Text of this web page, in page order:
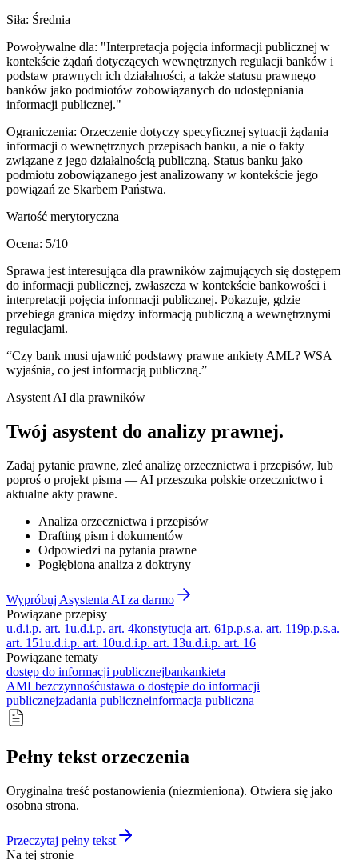
Siła: Średnia
Powoływalne dla: "Interpretacja pojęcia informacji publicznej w
kontekście żądań dotyczących wewnętrznych regulacji banków i
podstaw prawnych ich działalności, a także statusu prawnego
banków jako podmiotów zobowiązanych do udostępniania
informacji publicznej."
Ograniczenia: Orzeczenie dotyczy specyficznej sytuacji żądania
informacji o wewnętrznych przepisach banku, a nie o fakty
związane z jego działalnością publiczną. Status banku jako
podmiotu zobowiązanego jest analizowany w kontekście jego
powiązań ze Skarbem Państwa.
Wartość merytoryczna
Ocena: 5/10
Sprawa jest interesująca dla prawników zajmujących się dostępem
do informacji publicznej, zwłaszcza w kontekście bankowości i
interpretacji pojęcia informacji publicznej. Pokazuje, gdzie
przebiega granica między informacją publiczną a wewnętrznymi
regulacjami.
“Czy bank musi ujawnić podstawy prawne ankiety AML? WSA
wyjaśnia, co jest informacją publiczną.”
Asystent AI dla prawników
Twój asystent do analizy prawnej.
Zadaj pytanie prawne, zleć analizę orzecznictwa i przepisów, lub
poproś o projekt pisma — AI przeszuka polskie orzecznictwo i
aktualne akty prawne.
Analiza orzecznictwa i przepisów
Drafting pism i dokumentów
Odpowiedzi na pytania prawne
Pogłębiona analiza z doktryny
Wypróbuj Asystenta AI za darmo
Powiązane przepisy
u.d.i.p. art. 1u.d.i.p. art. 4konstytucja art. 61p.p.s.a. art. 119p.p.s.a.
art. 151u.d.i.p. art. 10u.d.i.p. art. 13u.d.i.p. art. 16
Powiązane tematy
dostęp do informacji publicznejbankankieta
AMLbezczynnośćustawa o dostępie do informacji
publicznejzadania publiczneinformacja publiczna
Pełny tekst orzeczenia
Oryginalna treść postanowienia (niezmieniona). Otwiera się jako
osobna strona.
Przeczytaj pełny tekst
Na tej stronie